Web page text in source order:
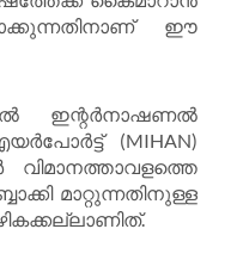
ഈ
ഇന്റർനാഷണൽ
(MIHAN)
വിമാനത്താവളത്തെ
മാറ്റുന്നതിനുള്ള